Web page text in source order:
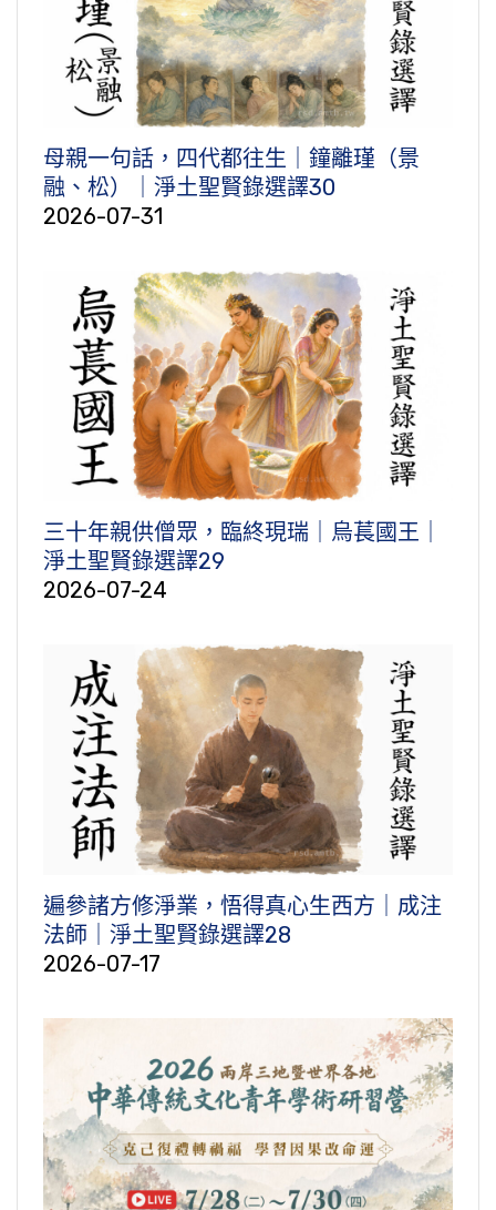
母親一句話，四代都往生｜鐘離瑾（景
融、松）｜淨土聖賢錄選譯30
2026-07-31
三十年親供僧眾，臨終現瑞｜烏萇國王｜
淨土聖賢錄選譯29
2026-07-24
遍參諸方修淨業，悟得真心生西方｜成注
法師｜淨土聖賢錄選譯28
2026-07-17